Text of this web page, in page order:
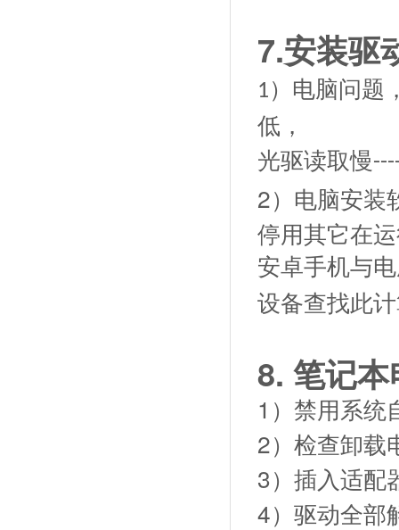
7.安装驱
1）电脑问题
低，
光驱读取慢
2） 电脑安装
停用其它在
安卓手机与
设备查找此
8. 笔记
1）禁用系统
2）检查卸载
3）插入适配
4）驱动全部